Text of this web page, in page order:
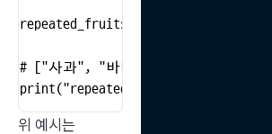
repeated_fruits = fruits * 2
# ["사과", "바나나", "사과", "바나
print("repeated_fruits:",